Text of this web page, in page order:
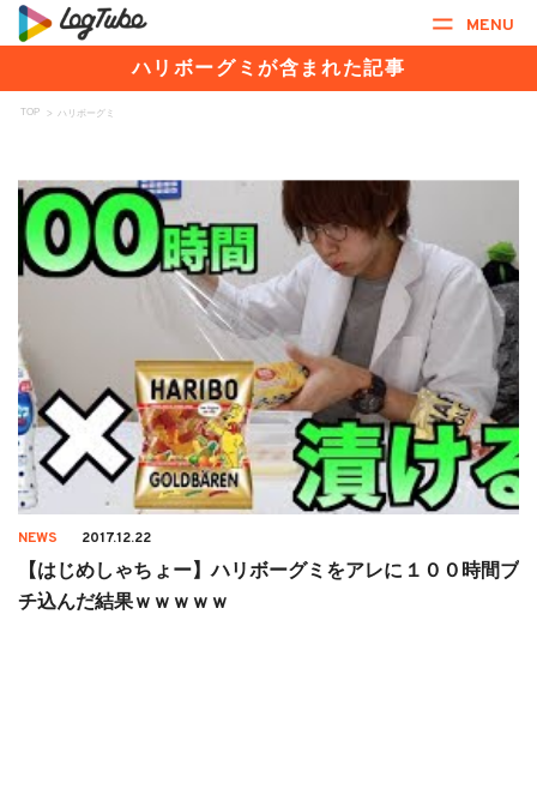
MENU
ハリボーグミが含まれた記事
TOP > ハリボーグミ
NEWS 2017.12.22
【はじめしゃちょー】ハリボーグミをアレに１００時間ブ
チ込んだ結果ｗｗｗｗｗ